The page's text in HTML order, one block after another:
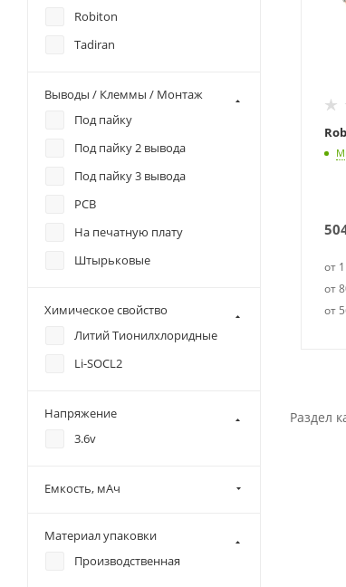
от
от
от
Раздел
Robiton
Tadiran
Выводы / Клеммы / Монтаж
Под пайку
Под пайку 2 вывода
Под пайку 3 вывода
PCB
На печатную плату
Штырьковые
Химическое свойство
Литий Тионилхлоридные
Li-SOCL2
Напряжение
3.6v
Емкость, мАч
Материал упаковки
Производственная